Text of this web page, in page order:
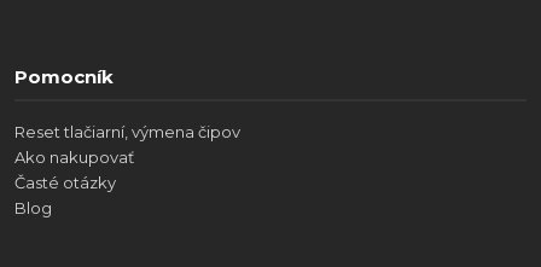
Pomocník
Reset tlačiarní, výmena čipov
Ako nakupovať
Časté otázky
Blog